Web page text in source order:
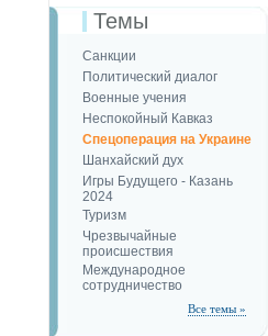
Темы
Санкции
Политический диалог
Военные учения
Неспокойный Кавказ
Спецоперация на Украине
Шанхайский дух
Игры Будущего - Казань
2024
Туризм
Чрезвычайные
происшествия
Международное
сотрудничество
Все темы »